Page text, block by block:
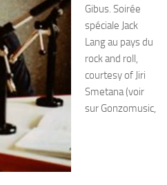
Gibus. Soirée
spéciale Jack
Lang au pays du
rock and roll,
courtesy of Jiri
Smetana (voir
sur Gonzomusic,